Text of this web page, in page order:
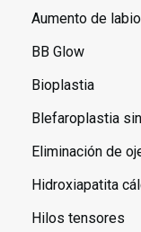
Aumento de
BB Glow
Bioplastia
Blefaroplastia
Eliminación de
Hidroxiapatita
Hilos tensores